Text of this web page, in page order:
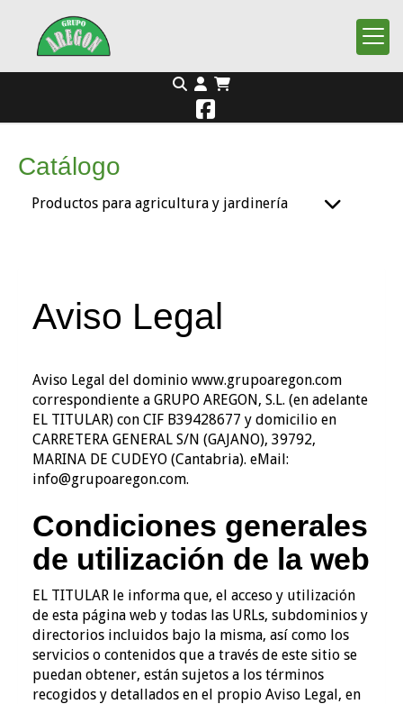
Catálogo
Productos para agricultura y jardinería
Aviso Legal
Aviso Legal del dominio www.grupoaregon.com
correspondiente a GRUPO AREGON, S.L. (en adelante
EL TITULAR) con CIF B39428677 y domicilio en
CARRETERA GENERAL S/N (GAJANO), 39792,
MARINA DE CUDEYO (Cantabria). eMail:
info@grupoaregon.com.
Condiciones generales
de utilización de la web
EL TITULAR le informa que, el acceso y utilización
de esta página web y todas las URLs, subdominios y
directorios incluidos bajo la misma, así como los
servicios o contenidos que a través de este sitio se
puedan obtener, están sujetos a los términos
recogidos y detallados en el propio Aviso Legal, en